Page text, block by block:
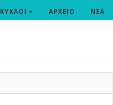
ΑΡΧΕΙΟ ΝΕΑ